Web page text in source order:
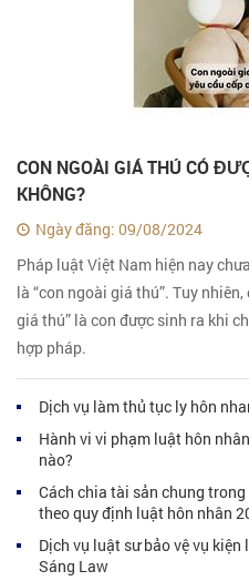
CON NGOÀI GIÁ THÚ CÓ
KHÔNG?
Ngày đăng: 09/08/2024
Pháp luật Việt Nam hiện nay
là “con ngoài giá thú”. Tuy
giá thú” là con được sinh ra khi
hợp pháp.
Dịch vụ làm thủ tục ly hôn
Hành vi vi phạm luật hôn
nào?
Cách chia tài sản chung
theo quy định luật hôn nhân
Dịch vụ luật sư bảo vệ vụ
Sáng Law